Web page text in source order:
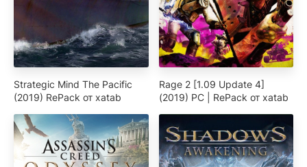
Strategic Mind The Pacific
(2019) RePack от xatab
Rage 2 [1.09 Update 4]
(2019) PC | RePack от xatab